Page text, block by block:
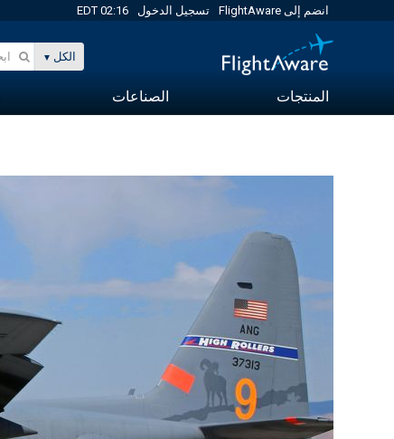
انضم إلى FlightAware تسجيل الدخول 02:16 EDT
الكل
المنتجات الصناعات